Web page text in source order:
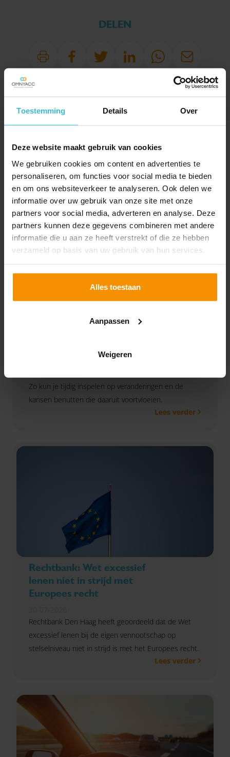
Toestemming Details Over
Deze website maakt gebruik van cookies
We gebruiken cookies om content en advertenties te
personaliseren, om functies voor social media te bieden
en om ons websiteverkeer te analyseren. Ook delen we
informatie over uw gebruik van onze site met onze
partners voor social media, adverteren en analyse. Deze
partners kunnen deze gegevens combineren met andere
informatie die u aan ze heeft verstrekt of die ze hebben
verzameld op basis van uw gebruik van hun services.
Alles toestaan
Aanpassen
Weigeren
DELEN
UITGELICHT
Verenigingen en
Als bestuurder van een vereniging of stichting wil je
Zo kun je tijdig inspelen op veranderingen en de
kansen benutten die daaruit voortvloeien.
Lees verder
Rechtbank: Wet excessief
lenen niet in strijd met
Europees recht
Rechtbank Den Haag heeft geoordeeld dat de Wet
excessief lenen bij de eigen vennootschap op
stelselniveau niet in strijd is met het Europees recht.
Lees verder